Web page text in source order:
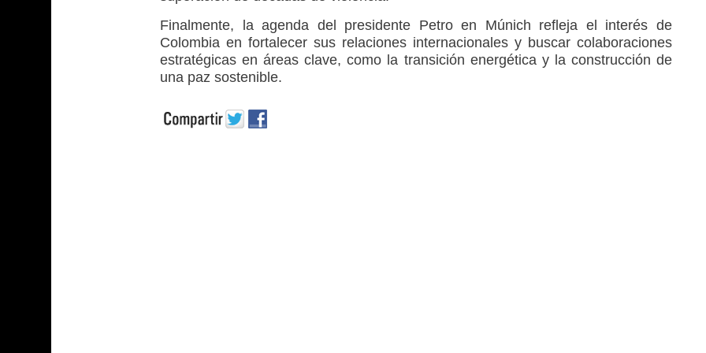
Finalmente, la agenda del presidente Petro en Múnich refleja el interés de
Colombia en fortalecer sus relaciones internacionales y buscar colaboraciones
estratégicas en áreas clave, como la transición energética y la construcción de
una paz sostenible.